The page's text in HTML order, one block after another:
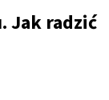
Jak radzić